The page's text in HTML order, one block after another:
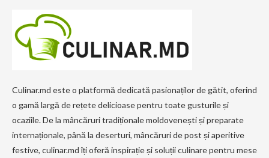
Culinar.md este o platformă dedicată pasionaților de gătit, oferind
o gamă largă de rețete delicioase pentru toate gusturile și
ocaziile. De la mâncăruri tradiționale moldovenești și preparate
internaționale, până la deserturi, mâncăruri de post și aperitive
festive, culinar.md îți oferă inspirație și soluții culinare pentru mese